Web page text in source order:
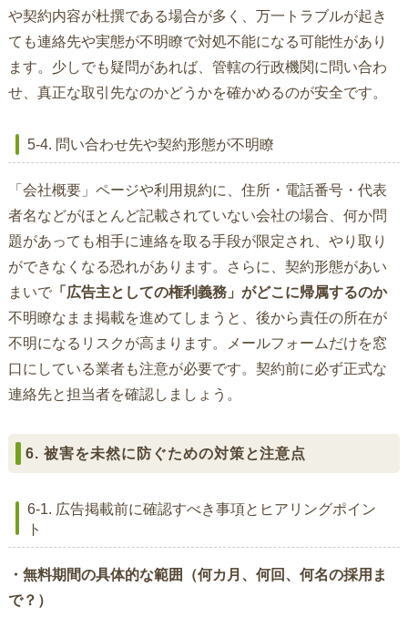
や契約内容が杜撰である場合が多く、万一トラブルが起き
ても連絡先や実態が不明瞭で対処不能になる可能性があり
ます。少しでも疑問があれば、管轄の行政機関に問い合わ
せ、真正な取引先なのかどうかを確かめるのが安全です。
5-4. 問い合わせ先や契約形態が不明瞭
「会社概要」ページや利用規約に、住所・電話番号・代表
者名などがほとんど記載されていない会社の場合、何か問
題があっても相手に連絡を取る手段が限定され、やり取り
ができなくなる恐れがあります。さらに、契約形態があい
まいで「広告主としての権利義務」がどこに帰属するのか
不明瞭なまま掲載を進めてしまうと、後から責任の所在が
不明になるリスクが高まります。メールフォームだけを窓
口にしている業者も注意が必要です。契約前に必ず正式な
連絡先と担当者を確認しましょう。
6. 被害を未然に防ぐための対策と注意点
6-1. 広告掲載前に確認すべき事項とヒアリングポイン
ト
・無料期間の具体的な範囲（何カ月、何回、何名の採用ま
で？）